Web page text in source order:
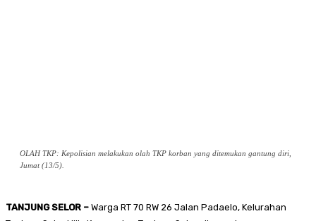
OLAH TKP: Kepolisian melakukan olah TKP korban yang ditemukan gantung diri,
Jumat (13/5).
TANJUNG SELOR – Warga RT 70 RW 26 Jalan Padaelo, Kelurahan